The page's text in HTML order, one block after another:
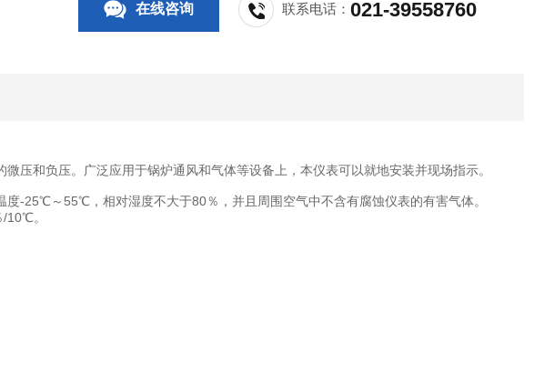
上的指针将被测
在线咨询 联系电话：021-39558760
压和负压。广泛应用于锅炉通风和气体等设备上，本仪表可以就地安装并现场指示。
度-25℃～55℃，相对湿度不大于80％，并且周围空气中不含有腐蚀仪表的有害气体。
10℃。